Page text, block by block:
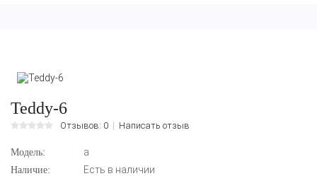
Teddy-6
Отзывов: 0 Написать отзыв
Модель: а
Наличие: Есть в наличии